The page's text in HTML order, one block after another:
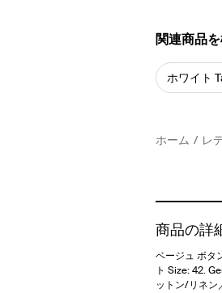
関連商品
ホワイト
ホーム レ
商品の詳
ベージュ ボタ
ト Size: 42.
ットン/リネン